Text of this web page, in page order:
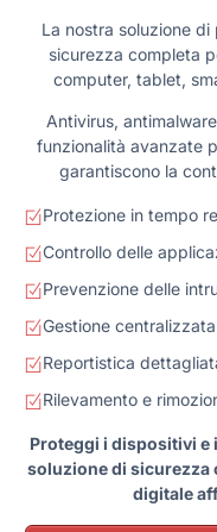
La nostra soluzione
sicurezza completa
computer, tablet,
Antivirus,
funzionalità avanzate
garantiscono la
Protezione in tempo
Controllo delle
Prevenzione delle
Gestione centralizzata
Reportistica
Rilevamento e
Proteggi i dispositivi e
soluzione di sicurezza
digitale